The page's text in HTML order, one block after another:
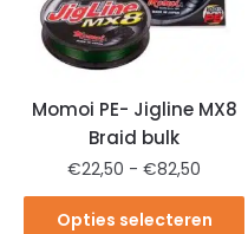
Momoi PE- Jigline MX8
Braid bulk
€22,50 - €82,50
Opties selecteren